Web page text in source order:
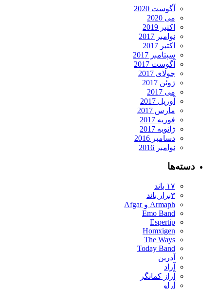
آگوست 2020
می 2020
اکتبر 2019
نوامبر 2017
اکتبر 2017
سپتامبر 2017
آگوست 2017
جولای 2017
ژوئن 2017
می 2017
آوریل 2017
مارس 2017
فوریه 2017
ژانویه 2017
دسامبر 2016
نوامبر 2016
دسته‌ها
۱۷ باند
۳برار باند
Armaph و Afgar
Emo Band
Espertip
Homxigen
The Ways
Today Band
آدرین
آراد
آراز کمانگر
آراو